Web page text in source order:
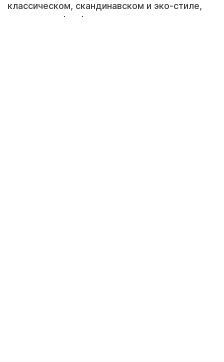
классическом, скандинавском и эко-стиле,
передает zakon.kz.